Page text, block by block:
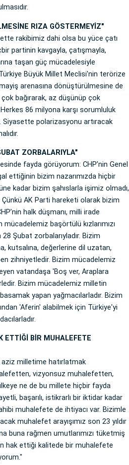
RIZA GÖSTERMEYİZ"
rakibimiz dahi olsa bu yüce çatı
partinin kavgayla, çatışmayla,
taşan güç mücadelesiyle
Büyük Millet Meclisi'nin terörize
arenasına dönüştürülmesine de
bağırarak, az düşünüp çok
86 milyona karşı sorumluluk
polarizasyonu artıracak
ZORBALARIYLA"
fayda görüyorum: CHP’nin Genel
ettiğinin bizim nazarımızda hiçbir
kadar bizim şahıslarla işimiz olmadı,
AK Parti hareketi olarak bizim
halk düşmanı, milli irade
başörtülü kızlarımızı
Şubat zorbalarıyladır. Bizim
kutsalına, değerlerine dil uzatan,
zihniyetledir. Bizim mücadelemiz
vatandaşa 'Boş ver, Araplara
Bizim mücadelemiz milletin
yapan yağmacılarladır. Bizim
'Aferin' alabilmek için Türkiye'yi
ETTİĞİ BİR MUHALEFETE
milletime hatırlatmak
vizyonsuz muhalefetten,
ne de bu millete hiçbir fayda
başarılı, istikrarlı bir iktidar kadar
muhalefete de ihtiyacı var. Bizimle
muhalefet arayışımız son 23 yıldır
buna rağmen umutlarımızı tüketmiş
hak ettiği kalitede bir muhalefete